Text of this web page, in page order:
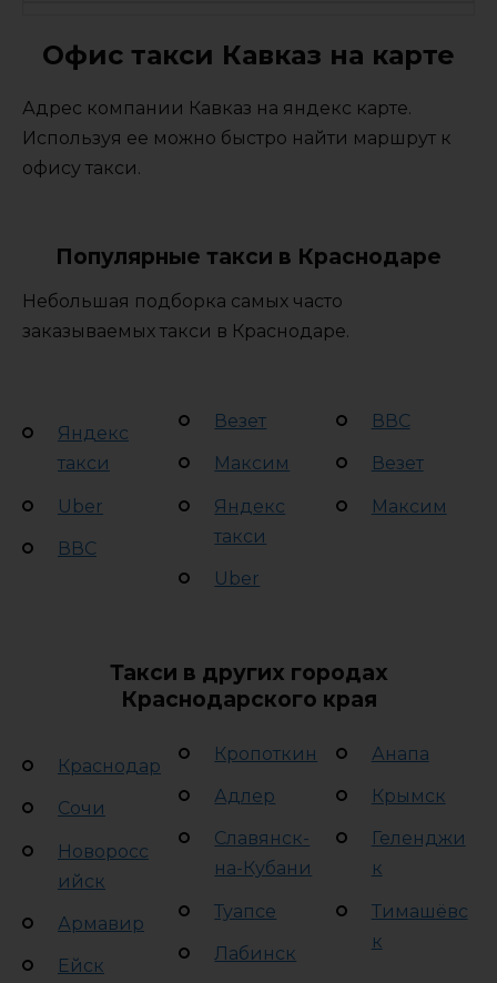
Офис такси Кавказ на карте
Адрес компании Кавказ на яндекс карте.
Используя ее можно быстро найти маршрут к
офису такси.
Популярные такси в Краснодаре
Небольшая подборка самых часто
заказываемых такси в Краснодаре.
Яндекс
такси
Uber
ВВС
Везет
Максим
Яндекс
такси
Uber
ВВС
Везет
Максим
Такси в других городах
Краснодарского края
Краснодар
Сочи
Новоросс
ийск
Армавир
Ейск
Кропоткин
Адлер
Славянск-
на-Кубани
Туапсе
Лабинск
Анапа
Крымск
Геленджи
к
Тимашёвс
к